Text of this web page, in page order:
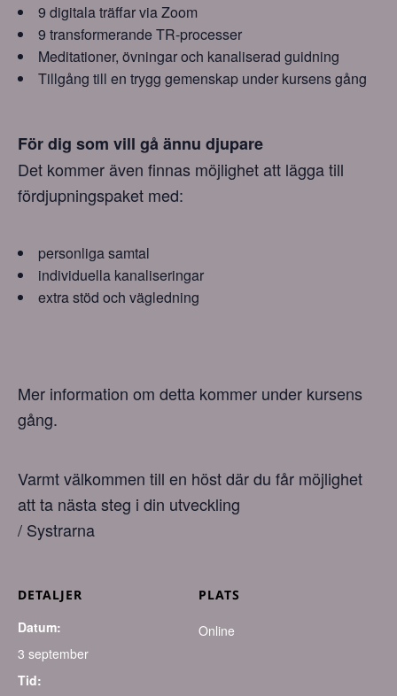
9 digitala träffar via Zoom
9 transformerande TR-processer
Meditationer, övningar och kanaliserad guidning
Tillgång till en trygg gemenskap under kursens gång
För dig som vill gå ännu djupare
Det kommer även finnas möjlighet att lägga till
fördjupningspaket med:
personliga samtal
individuella kanaliseringar
extra stöd och vägledning
Mer information om detta kommer under kursens
gång.
Varmt välkommen till en höst där du får möjlighet
att ta nästa steg i din utveckling
/ Systrarna
DETALJER
Datum:
3 september
Tid:
PLATS
Online